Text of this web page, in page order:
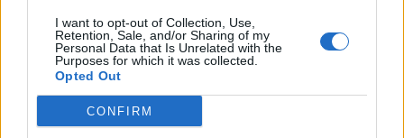
I want to opt-out of Collection, Use,
Retention, Sale, and/or Sharing of my
Personal Data that Is Unrelated with the
Purposes for which it was collected.
Opted Out
CONFIRM
Laisvalaikis
Perkate marinuotus
šašlykus? Viena etiketės
eilutė gali sutaupyti
Laisvalaikis